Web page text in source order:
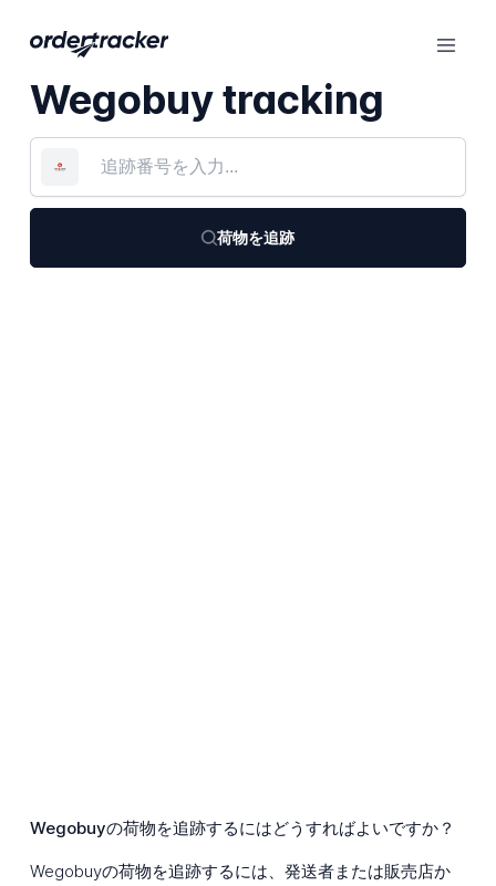
Wegobuy tracking
荷物を追跡
Wegobuyの荷物を追跡するにはどうすればよいですか？
Wegobuyの荷物を追跡するには、発送者または販売店か